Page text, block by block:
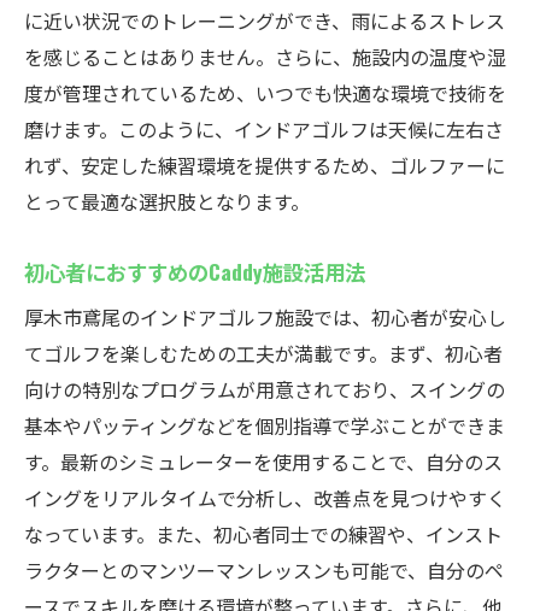
に近い状況でのトレーニングができ、雨によるストレス
を感じることはありません。さらに、施設内の温度や湿
度が管理されているため、いつでも快適な環境で技術を
磨けます。このように、インドアゴルフは天候に左右さ
れず、安定した練習環境を提供するため、ゴルファーに
とって最適な選択肢となります。
初心者におすすめのCaddy施設活用法
厚木市鳶尾のインドアゴルフ施設では、初心者が安心し
てゴルフを楽しむための工夫が満載です。まず、初心者
向けの特別なプログラムが用意されており、スイングの
基本やパッティングなどを個別指導で学ぶことができま
す。最新のシミュレーターを使用することで、自分のス
イングをリアルタイムで分析し、改善点を見つけやすく
なっています。また、初心者同士での練習や、インスト
ラクターとのマンツーマンレッスンも可能で、自分のペ